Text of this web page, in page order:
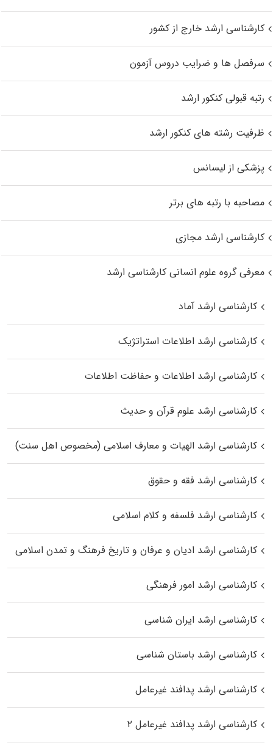
کارشناسی ارشد خارج از کشور
سرفصل ها و ضرایب دروس آزمون
رتبه قبولی کنکور ارشد
ظرفیت رشته های کنکور ارشد
پزشکی از لیسانس
مصاحبه با رتبه های برتر
کارشناسی ارشد مجازی
معرفی گروه علوم انسانی کارشناسی ارشد
کارشناسی ارشد آماد
کارشناسی ارشد اطلاعات استراتژیک
کارشناسی ارشد اطلاعات و حفاظت اطلاعات
کارشناسی ارشد علوم قرآن و حدیث
کارشناسی ارشد الهیات و معارف اسلامی (مخصوص اهل سنت)
کارشناسی ارشد فقه و حقوق
کارشناسی ارشد فلسفه و کلام اسلامی
کارشناسی ارشد ادیان و عرفان و تاریخ فرهنگ و تمدن اسلامی
کارشناسی ارشد امور فرهنگی
کارشناسی ارشد ایران شناسی
کارشناسی ارشد باستان شناسی
کارشناسی ارشد پدافند غیرعامل
کارشناسی ارشد پدافند غیرعامل ۲